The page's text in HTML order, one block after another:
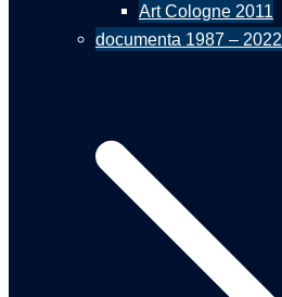
Art Cologne 2011
documenta 1987 – 2022